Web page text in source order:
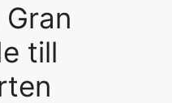
till